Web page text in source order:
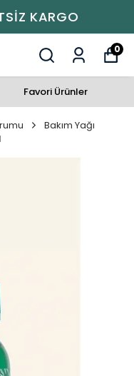
KARGO
0
Favori Ürünler
Bakım Yağı